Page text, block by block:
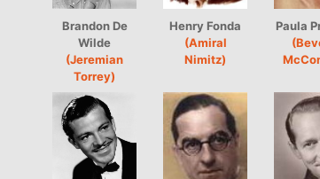
Brandon De
Wilde
(Jeremian
Torrey)
Henry Fonda
(Amiral
Nimitz)
Paula